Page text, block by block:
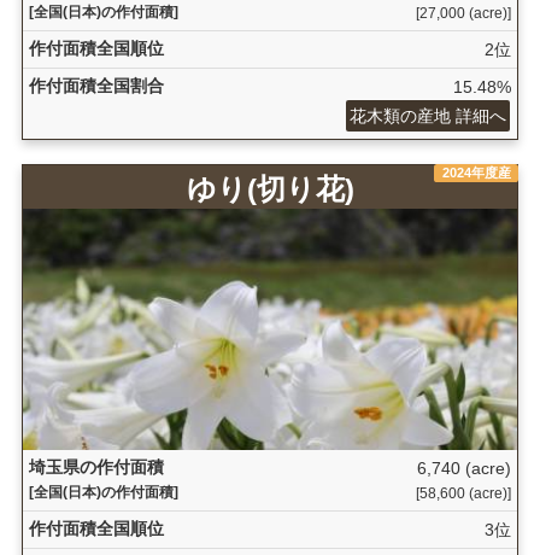
[全国(日本)の作付面積] [27,000 (acre)]
作付面積全国順位
2位
作付面積全国割合
15.48%
花木類の産地 詳細へ
2024年度産
ゆり(切り花)
埼玉県の作付面積
[全国(日本)の作付面積]
6,740 (acre)
[58,600 (acre)]
作付面積全国順位
3位